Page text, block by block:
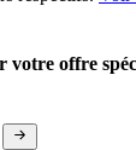
votre offre